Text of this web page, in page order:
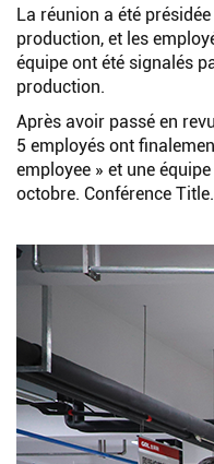
La réunion a été
production, et les
équipe ont été signalés
production.
Après avoir passé en
5 employés ont
employee » et une
octobre. Conférence